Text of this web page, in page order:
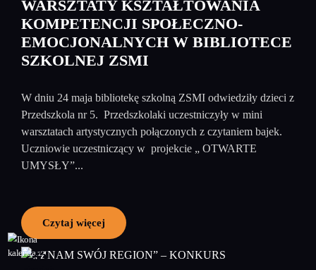
WARSZTATY KSZTAŁTOWANIA
KOMPETENCJI SPOŁECZNO-
EMOCJONALNYCH W BIBLIOTECE
SZKOLNEJ ZSMI
W dniu 24 maja bibliotekę szkolną ZSMI odwiedziły dzieci z
Przedszkola nr 5. Przedszkolaki uczestniczyły w mini
warsztatach artystycznych połączonych z czytaniem bajek.
Uczniowie uczestniczący w projekcie „ OTWARTE
UMYSŁY”...
Czytaj więcej
25